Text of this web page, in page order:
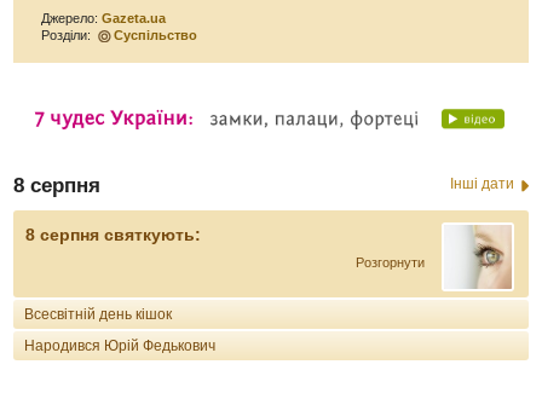
Джерело:Gazeta.ua
Розділи:
Суспільство
8 серпня Інші дати
8 серпня святкують:
Розгорнути
Всесвітній день кішок
Народився Юрій Федькович